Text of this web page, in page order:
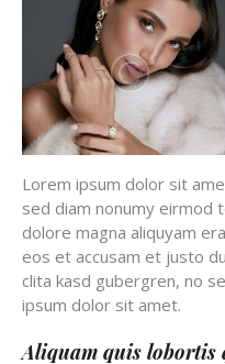
Lorem ipsum dolor sit
sed diam nonumy eirmod
dolore magna aliquyam
eos et accusam et justo
clita kasd gubergren, no
ipsum dolor sit amet.
Aliquam quis lobortis